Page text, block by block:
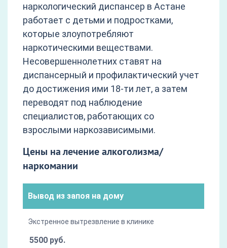
наркологический диспансер в Астане
работает с детьми и подростками,
которые злоупотребляют
наркотическими веществами.
Несовершеннолетних ставят на
диспансерный и профилактический учет
до достижения ими 18-ти лет, а затем
переводят под наблюдение
специалистов, работающих со
взрослыми наркозависимыми.
Цены на лечение алкоголизма/
наркомании
Вывод из запоя на дому
Экстренное вытрезвление в клинике
5500 руб.